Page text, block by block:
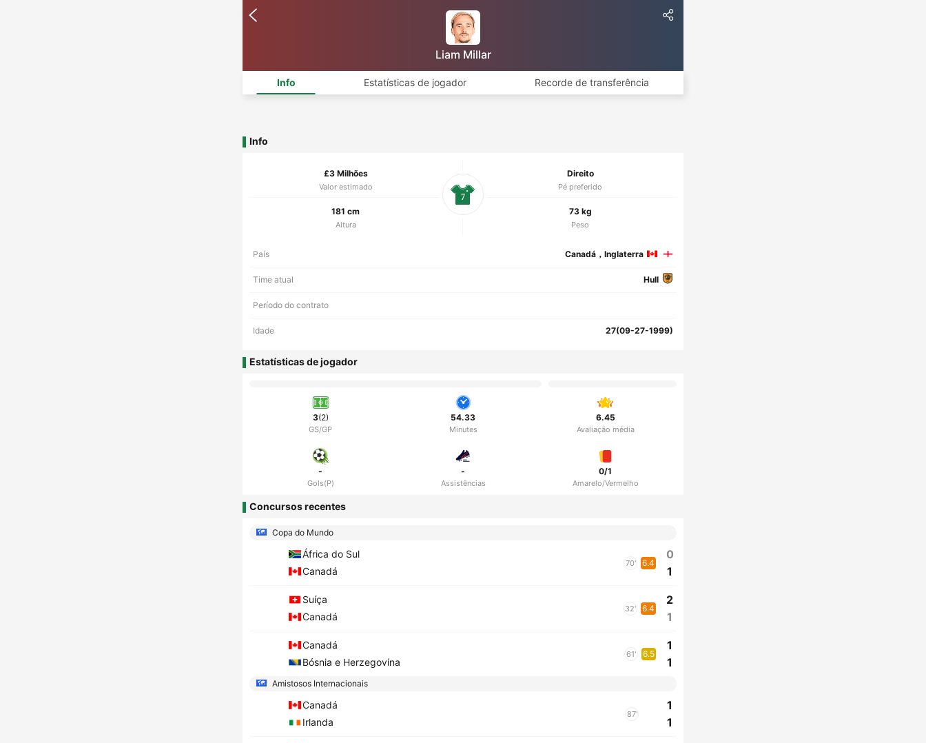
Liam Millar
Info Estatísticas de jogador Recorde de transferência
Info
£3 Milhões
Valor estimado
Direito
Pé preferido
181 cm
Altura
73 kg
Peso
7
País Canadá，Inglaterra
Time atual Hull
Período do contrato
Idade 27(09-27-1999)
Estatísticas de jogador
3(2)
GS/GP
54.33
Minutes
6.45
Avaliação média
-
Gols(P)
-
Assistências
0/1
Amarelo/Vermelho
Concursos recentes
Copa do Mundo
África do Sul
Canadá
70' 6.4
0
1
Suíça
Canadá
32' 6.4
2
1
Canadá
Bósnia e Herzegovina
61' 6.5
1
1
Amistosos Internacionais
Canadá
Irlanda
87'
1
1